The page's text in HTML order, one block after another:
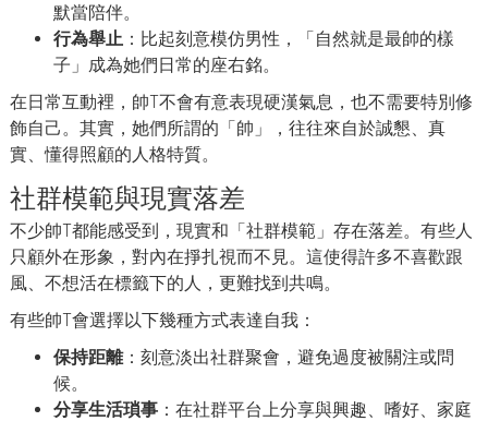
默當陪伴。
行為舉止 ：比起刻意模仿男性，「自然就是最帥的樣
子」成為她們日常的座右銘。
在日常互動裡，帥T不會有意表現硬漢氣息，也不需要特別修
飾自己。其實，她們所謂的「帥」，往往來自於誠懇、真
實、懂得照顧的人格特質。
社群模範與現實落差
不少帥T都能感受到，現實和「社群模範」存在落差。有些人
只顧外在形象，對內在掙扎視而不見。這使得許多不喜歡跟
風、不想活在標籤下的人，更難找到共鳴。
有些帥T會選擇以下幾種方式表達自我：
保持距離：刻意淡出社群聚會，避免過度被關注或問
候。
分享生活瑣事 ：在社群平台上分享與興趣、嗜好、家庭